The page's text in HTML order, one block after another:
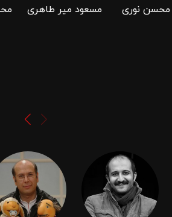
محسن نوری مسعود میر طاهری